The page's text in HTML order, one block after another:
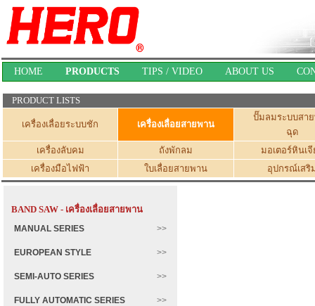
HOME PRODUCTS TIPS / VIDEO ABOUT US
PRODUCT LISTS
เครื่องเลื่อยระบบชัก เครื่องเลื่อยสายพาน
ปั๊มลมระบบสา
ฉุด
เครื่องลับคม
ถังพักลม
มอเตอร์หินเจี
เครื่องมือไฟฟ้า
ใบเลื่อยสายพาน อุปกรณ์เสริ
BAND SAW - เครื่องเลื่อยสายพาน
MANUAL SERIES
EUROPEAN STYLE
SEMI-AUTO SERIES
FULLY AUTOMATIC SERIES